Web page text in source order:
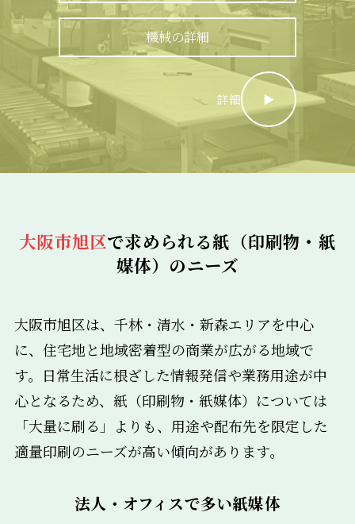
機械の詳細
詳細 ▶︎
大阪市旭区で求められる紙（印刷物・紙
媒体）のニーズ
大阪市旭区は、千林・清水・新森エリアを中心
に、住宅地と地域密着型の商業が広がる地域で
す。日常生活に根ざした情報発信や業務用途が中
心となるため、紙（印刷物・紙媒体）については
「大量に刷る」よりも、用途や配布先を限定した
適量印刷のニーズが高い傾向があります。
法人・オフィスで多い紙媒体